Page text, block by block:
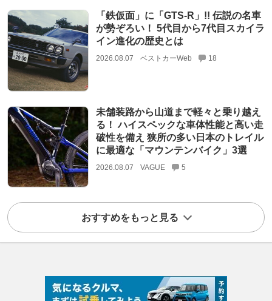
「鉄仮面」に「GTS-R」!! 伝説の名車
が勢ぞろい！ 5代目から7代目スカイラ
イン進化の歴史とは
2026.08.07 ベストカーWeb 18
未舗装路から山道まで軽々と乗り越え
る！ ハイスペックな車体性能と高い走
破性を備え 狭所の多い日本のトレイル
に最適な「マウンテンバイク」3選
2026.08.07 VAGUE 5
おすすめをもっと見る